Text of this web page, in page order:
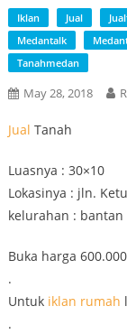
Iklan Jual
Medantalk
Tanahmedan
May 28, 2018
Jual Tanah
Luasnya : 30×10
Lokasinya : jln.
kelurahan : bantan
Buka harga
.
Untuk iklan rumah
.